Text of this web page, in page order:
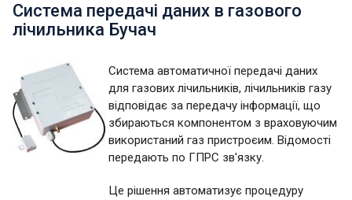
Система передачі даних в газового
лічильника Бучач
Система автоматичної передачі даних
для газових лічильників, лічильників газу
відповідає за передачу інформації, що
збираються компонентом з враховуючим
використаний газ пристроєим. Відомості
передають по ГПРС зв'язку.
Це рішення автоматизує процедуру